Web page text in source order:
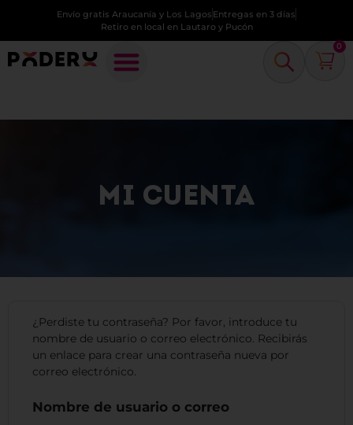
Envío gratis Araucanía y Los Lagos Entregas en 3 días
Retiro en local en Lautaro y Pucón
0
MI CUENTA
¿Perdiste tu contraseña? Por favor, introduce tu
nombre de usuario o correo electrónico. Recibirás
un enlace para crear una contraseña nueva por
correo electrónico.
Nombre de usuario o correo